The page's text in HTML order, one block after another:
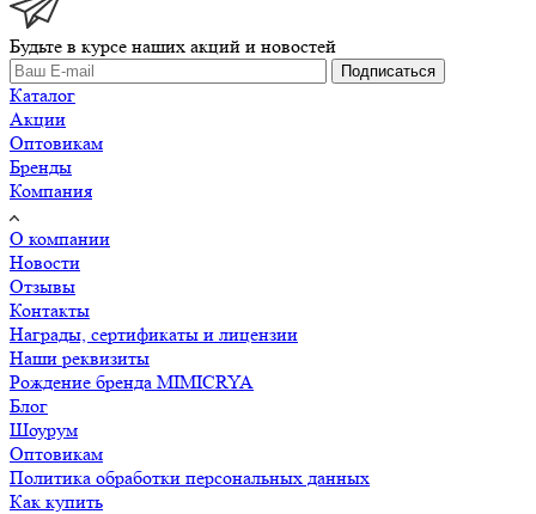
Будьте в курсе наших акций и новостей
Подписаться
Каталог
Акции
Оптовикам
Бренды
Компания
О компании
Новости
Отзывы
Контакты
Награды, сертификаты и лицензии
Наши реквизиты
Рождение бренда MIMICRYA
Блог
Шоурум
Оптовикам
Политика обработки персональных данных
Как купить